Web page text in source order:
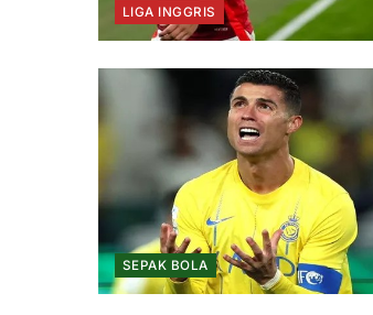
LIGA INGGRIS
SEPAK BOLA